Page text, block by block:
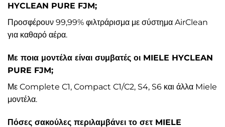
HYCLEAN PURE FJM;
Προσφέρουν 99,99% φιλτράρισμα με σύστημα AirClean
για καθαρό αέρα.
Με ποια μοντέλα είναι συμβατές οι MIELE HYCLEAN
PURE FJM;
Με Complete C1, Compact C1/C2, S4, S6 και άλλα Miele
μοντέλα.
Πόσες σακούλες περιλαμβάνει το σετ MIELE